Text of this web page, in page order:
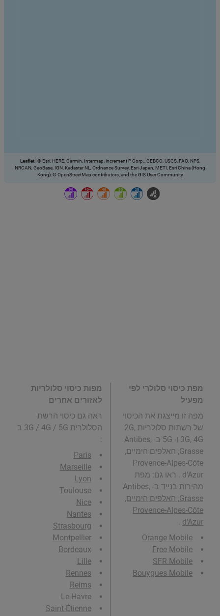
Leaflet © Esri, HERE, Garmin, Intermap, increment P Corp., GEBCO, USGS, FAO, NPS,
NRCAN, GeoBase, IGN, Kadaster NL, Ordnance Survey, Esri Japan, METI, Esri China (Hong
Kong), © OpenStreetMap contributors, and the GIS User Community
מפת כיסוי סלולרי לפי
מפעיל
מפה זו מייצגת את הכיסוי
של רשתות סלולריות 2G,
3G, 4G ו- 5G ב- Antibes,
Grasse, האלפים הימיים,
Provence-Alpes-Côte
d'Azur . ראו גם: מפת
מהירות בנייד ב- Antibes,
Grasse, האלפים הימיים,
Provence-Alpes-Côte
d'Azur
.
Orange Mobile
Free Mobile
SFR Mobile
Bouygues Mobile
מפות כיסוי סלולריות
לאזורים אחרים
ראה גם כיסוי הרשת
הסלולרית 3G / 4G / 5G ב
:
Paris
Marseille
Lyon
Toulouse
Nice
Nantes
Strasbourg
Montpellier
Bordeaux
Lille
Rennes
Reims
Le Havre
Saint-Étienne